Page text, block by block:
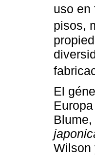
uso en
pisos,
El
Blume,
Wilson